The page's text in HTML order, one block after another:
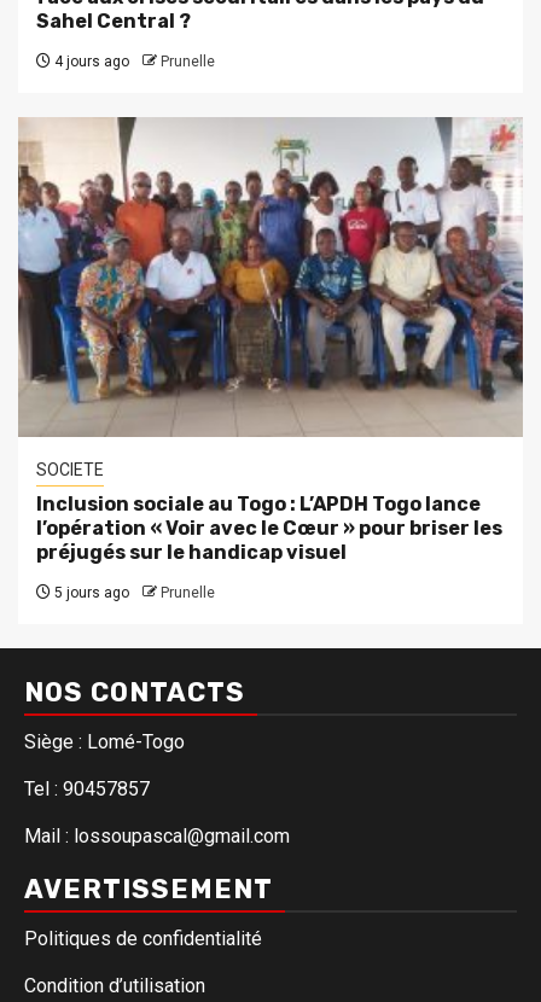
Sahel Central ?
4 jours ago Prunelle
SOCIETE
Inclusion sociale au Togo : L’APDH Togo lance
l’opération « Voir avec le Cœur » pour briser les
préjugés sur le handicap visuel
5 jours ago Prunelle
NOS CONTACTS
Siège : Lomé-Togo
Tel : 90457857
Mail : lossoupascal@gmail.com
AVERTISSEMENT
Politiques de confidentialité
Condition d’utilisation